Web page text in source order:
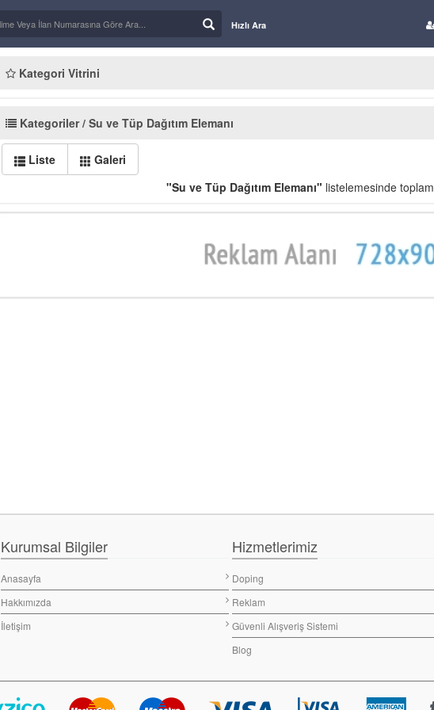
Hızlı Ara
Kategori Vitrini
Kategoriler / Su ve Tüp Dağıtım Elemanı
Liste
Galeri
"Su ve Tüp Dağıtım Elemanı" listelemesinde toplam
Kurumsal Bilgiler
Anasayfa
Hakkımızda
İletişim
Hizmetlerimiz
Doping
Reklam
Güvenli Alışveriş Sistemi
Blog